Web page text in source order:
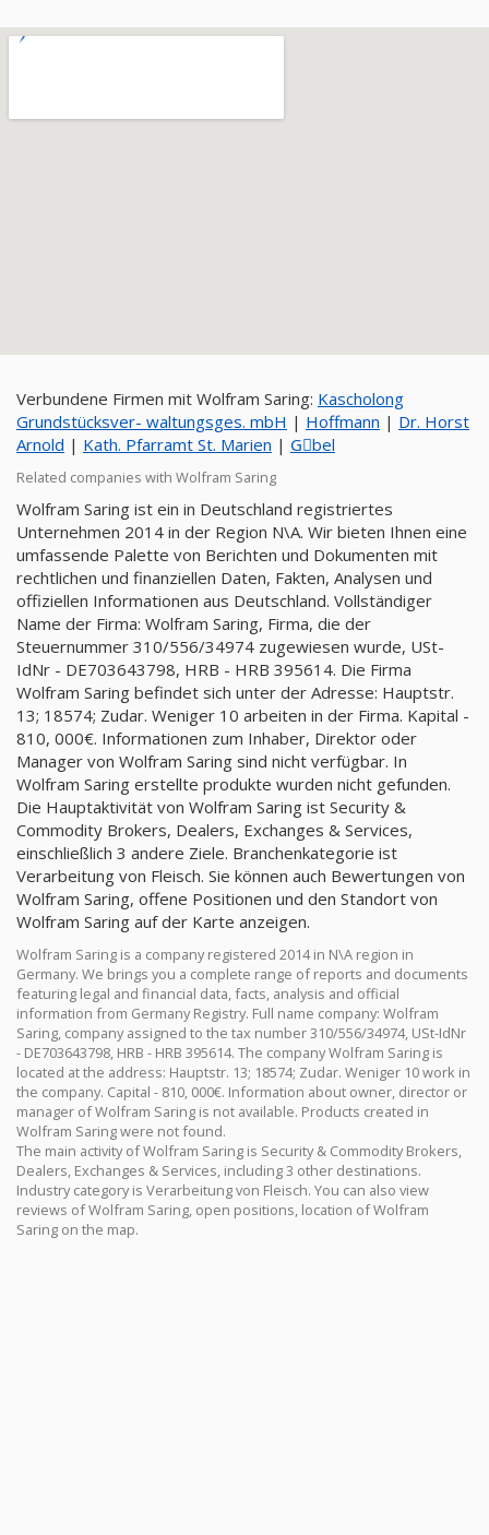
Verbundene Firmen mit Wolfram Saring: Kascholong
Grundstücksver- waltungsges. mbH | Hoffmann | Dr. Horst
Arnold | Kath. Pfarramt St. Marien | Gِbel
Related companies with Wolfram Saring
Wolfram Saring ist ein in Deutschland registriertes
Unternehmen 2014 in der Region N\A. Wir bieten Ihnen eine
umfassende Palette von Berichten und Dokumenten mit
rechtlichen und finanziellen Daten, Fakten, Analysen und
offiziellen Informationen aus Deutschland. Vollständiger
Name der Firma: Wolfram Saring, Firma, die der
Steuernummer 310/556/34974 zugewiesen wurde, USt-
IdNr - DE703643798, HRB - HRB 395614. Die Firma
Wolfram Saring befindet sich unter der Adresse: Hauptstr.
13; 18574; Zudar. Weniger 10 arbeiten in der Firma. Kapital -
810, 000€. Informationen zum Inhaber, Direktor oder
Manager von Wolfram Saring sind nicht verfügbar. In
Wolfram Saring erstellte produkte wurden nicht gefunden.
Die Hauptaktivität von Wolfram Saring ist Security &
Commodity Brokers, Dealers, Exchanges & Services,
einschließlich 3 andere Ziele. Branchenkategorie ist
Verarbeitung von Fleisch. Sie können auch Bewertungen von
Wolfram Saring, offene Positionen und den Standort von
Wolfram Saring auf der Karte anzeigen.
Wolfram Saring is a company registered 2014 in N\A region in
Germany. We brings you a complete range of reports and documents
featuring legal and financial data, facts, analysis and official
information from Germany Registry. Full name company: Wolfram
Saring, company assigned to the tax number 310/556/34974, USt-IdNr
- DE703643798, HRB - HRB 395614. The company Wolfram Saring is
located at the address: Hauptstr. 13; 18574; Zudar. Weniger 10 work in
the company. Capital - 810, 000€. Information about owner, director or
manager of Wolfram Saring is not available. Products created in
Wolfram Saring were not found.
The main activity of Wolfram Saring is Security & Commodity Brokers,
Dealers, Exchanges & Services, including 3 other destinations.
Industry category is Verarbeitung von Fleisch. You can also view
reviews of Wolfram Saring, open positions, location of Wolfram
Saring on the map.